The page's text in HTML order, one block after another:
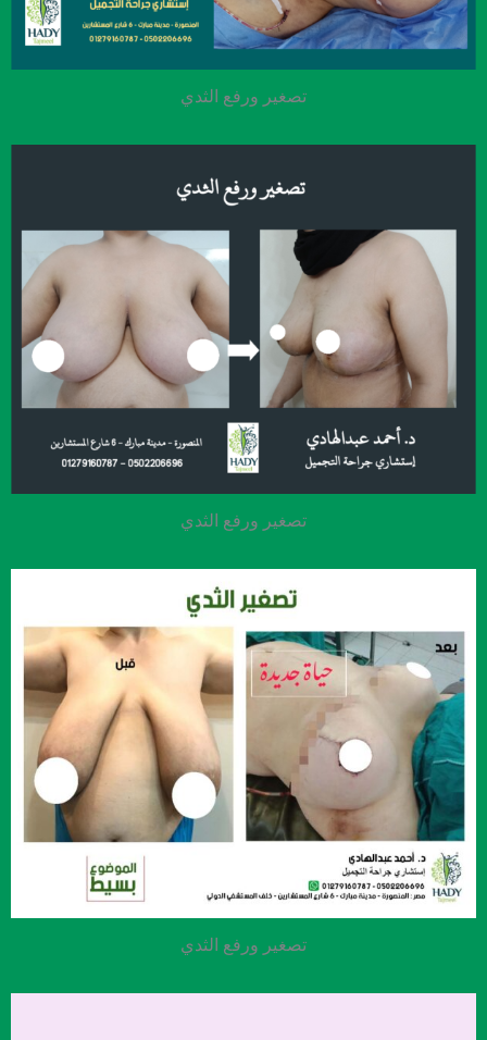
تصغير ورفع الثدي
تصغير ورفع الثدي
تصغير ورفع الثدي